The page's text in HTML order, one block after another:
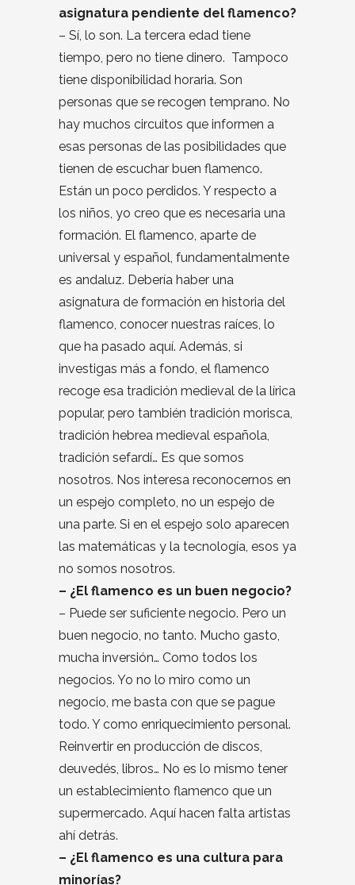
asignatura pendiente del flamenco?
– Sí, lo son. La tercera edad tiene
tiempo, pero no tiene dinero. Tampoco
tiene disponibilidad horaria. Son
personas que se recogen temprano. No
hay muchos circuitos que informen a
esas personas de las posibilidades que
tienen de escuchar buen flamenco.
Están un poco perdidos. Y respecto a
los niños, yo creo que es necesaria una
formación. El flamenco, aparte de
universal y español, fundamentalmente
es andaluz. Debería haber una
asignatura de formación en historia del
flamenco, conocer nuestras raíces, lo
que ha pasado aquí. Además, si
investigas más a fondo, el flamenco
recoge esa tradición medieval de la lírica
popular, pero también tradición morisca,
tradición hebrea medieval española,
tradición sefardí… Es que somos
nosotros. Nos interesa reconocernos en
un espejo completo, no un espejo de
una parte. Si en el espejo solo aparecen
las matemáticas y la tecnología, esos ya
no somos nosotros.
– ¿El flamenco es un buen negocio?
– Puede ser suficiente negocio. Pero un
buen negocio, no tanto. Mucho gasto,
mucha inversión… Como todos los
negocios. Yo no lo miro como un
negocio, me basta con que se pague
todo. Y como enriquecimiento personal.
Reinvertir en producción de discos,
deuvedés, libros… No es lo mismo tener
un establecimiento flamenco que un
supermercado. Aquí hacen falta artistas
ahí detrás.
– ¿El flamenco es una cultura para
minorías?